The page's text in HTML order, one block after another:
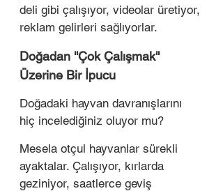
deli gibi çalışıyor, videolar üretiyor,
reklam gelirleri sağlıyorlar.
Doğadan ''Çok Çalışmak''
Üzerine Bir İpucu
Doğadaki hayvan davranışlarını
hiç incelediğiniz oluyor mu?
Mesela otçul hayvanlar sürekli
ayaktalar. Çalışıyor, kırlarda
geziniyor, saatlerce geviş